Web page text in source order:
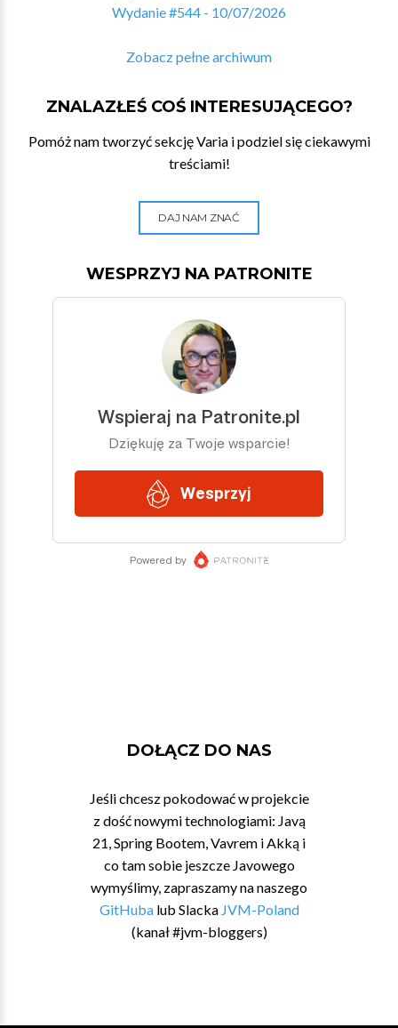
Wydanie #544 - 10/07/2026
Zobacz pełne archiwum
ZNALAZŁEŚ COŚ INTERESUJĄCEGO?
Pomóż nam tworzyć sekcję Varia i podziel się ciekawymi
treściami!
DAJ NAM ZNAĆ
WESPRZYJ NA PATRONITE
DOŁĄCZ DO NAS
Jeśli chcesz pokodować w projekcie
z dość nowymi technologiami: Javą
21, Spring Bootem, Vavrem i Akką i
co tam sobie jeszcze Javowego
wymyślimy, zapraszamy na naszego
GitHubalub Slacka JVM-Poland
(kanał #jvm-bloggers)